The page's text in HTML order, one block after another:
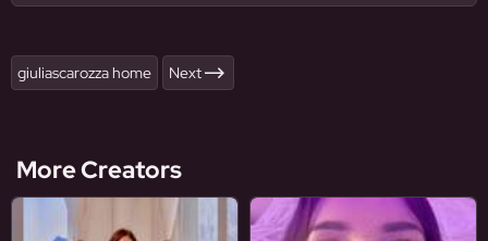
giuliascarozza home Next
More Creators